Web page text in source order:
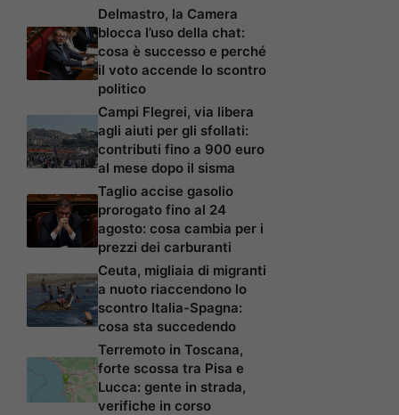
Delmastro, la Camera
blocca l’uso della chat:
cosa è successo e perché
il voto accende lo scontro
politico
Campi Flegrei, via libera
agli aiuti per gli sfollati:
contributi fino a 900 euro
al mese dopo il sisma
Taglio accise gasolio
prorogato fino al 24
agosto: cosa cambia per i
prezzi dei carburanti
Ceuta, migliaia di migranti
a nuoto riaccendono lo
scontro Italia-Spagna:
cosa sta succedendo
Terremoto in Toscana,
forte scossa tra Pisa e
Lucca: gente in strada,
verifiche in corso